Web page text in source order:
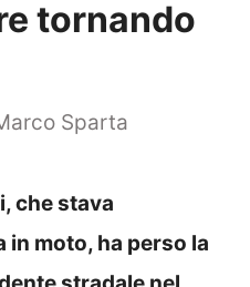
tornando
Sparta
che stava
in moto, ha perso la